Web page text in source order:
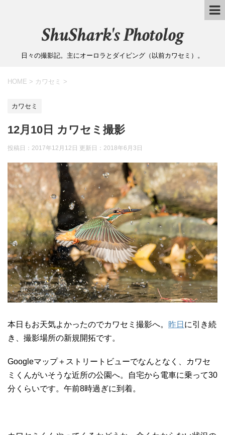
ShuShark's Photolog
日々の撮影記。主にオーロラとダイビング（以前カワセミ）。
HOME > カワセミ >
カワセミ
12月10日 カワセミ撮影
投稿日：2017年12月12日 更新日： 2018年6月3日
本日もお天気よかったのでカワセミ撮影へ。 昨日 に引き続
き、撮影場所の新規開拓です。
Googleマップ＋ストリートビューでなんとなく、カワセ
ミくんがいそうな近所の公園へ。自宅から電車に乗って30
分くらいです。午前8時過ぎに到着。